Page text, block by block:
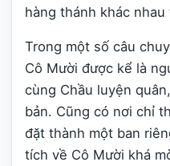
hàng thánh khác
Trong một số câu
Cô Mười được kể là
cùng Chầu luyện
bản. Cũng có nơi chỉ
đặt thành một ban
tích về Cô Mười khá